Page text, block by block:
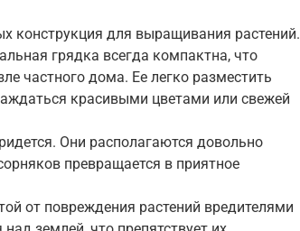
конструкция для выращивания растений.
грядка всегда компактна, что
частного дома. Ее легко разместить
красивыми цветами или свежей
Они располагаются довольно
превращается в приятное
от повреждения растений вредителями